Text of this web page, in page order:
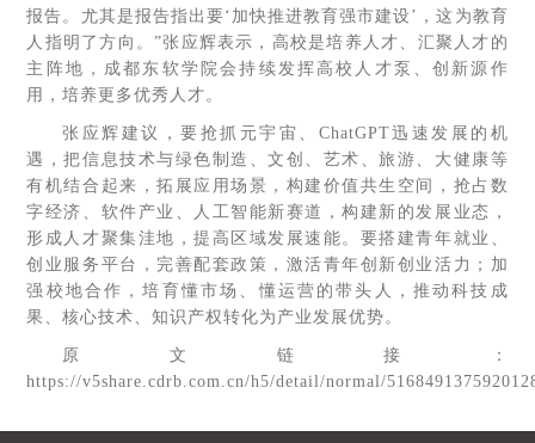
报告。尤其是报告指出要‘加快推进教育强市建设’，这为教育
人指明了方向。”张应辉表示，高校是培养人才、汇聚人才的
主阵地，成都东软学院会持续发挥高校人才泵、创新源作
用，培养更多优秀人才。
张应辉建议，要抢抓元宇宙、ChatGPT迅速发展的机
遇，把信息技术与绿色制造、文创、艺术、旅游、大健康等
有机结合起来，拓展应用场景，构建价值共生空间，抢占数
字经济、软件产业、人工智能新赛道，构建新的发展业态，
形成人才聚集洼地，提高区域发展速能。要搭建青年就业、
创业服务平台，完善配套政策，激活青年创新创业活力；加
强校地合作，培育懂市场、懂运营的带头人，推动科技成
果、核心技术、知识产权转化为产业发展优势。
原文链接：
https://v5share.cdrb.com.cn/h5/detail/normal/